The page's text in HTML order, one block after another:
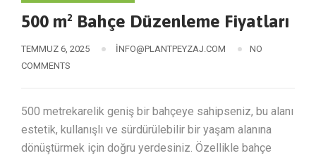
500 m² Bahçe Düzenleme Fiyatları
TEMMUZ 6, 2025 INFO@PLANTPEYZAJ.COM
NO
COMMENTS
500 metrekarelik geniş bir bahçeye sahipseniz, bu alanı
estetik, kullanışlı ve sürdürülebilir bir yaşam alanına
dönüştürmek için doğru yerdesiniz. Özellikle bahçe